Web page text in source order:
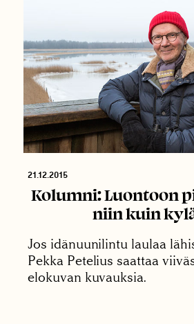
21.12.2015
Kolumni: Luontoon
niin kuin
Jos idänuunilintu laulaa
Pekka Petelius saattaa
elokuvan kuvauksia.